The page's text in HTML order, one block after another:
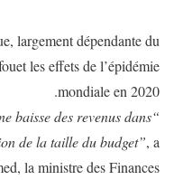
largement dépendante du
les effets de l’épidémie
mondiale en 2020.
baisse des revenus dans
de la taille du budget”, a
la ministre des Finances.